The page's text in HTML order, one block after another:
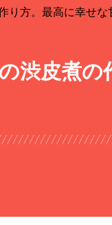
方。最高に幸せな
渋皮煮の